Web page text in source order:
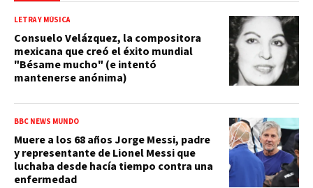
LETRA Y MÚSICA
Consuelo Velázquez, la compositora
mexicana que creó el éxito mundial
"Bésame mucho" (e intentó
mantenerse anónima)
BBC NEWS MUNDO
Muere a los 68 años Jorge Messi, padre
y representante de Lionel Messi que
luchaba desde hacía tiempo contra una
enfermedad